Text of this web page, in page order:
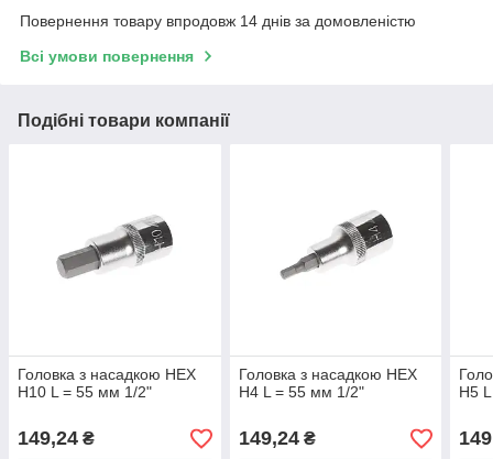
Повернення товару впродовж 14 днів за домовленістю
Всі умови повернення
Подібні товари компанії
Головка з насадкою HEX
H10 L = 55 мм 1/2"
149,24 ₴
Головка з насадкою HEX
H4 L = 55 мм 1/2"
149,24₴
H5